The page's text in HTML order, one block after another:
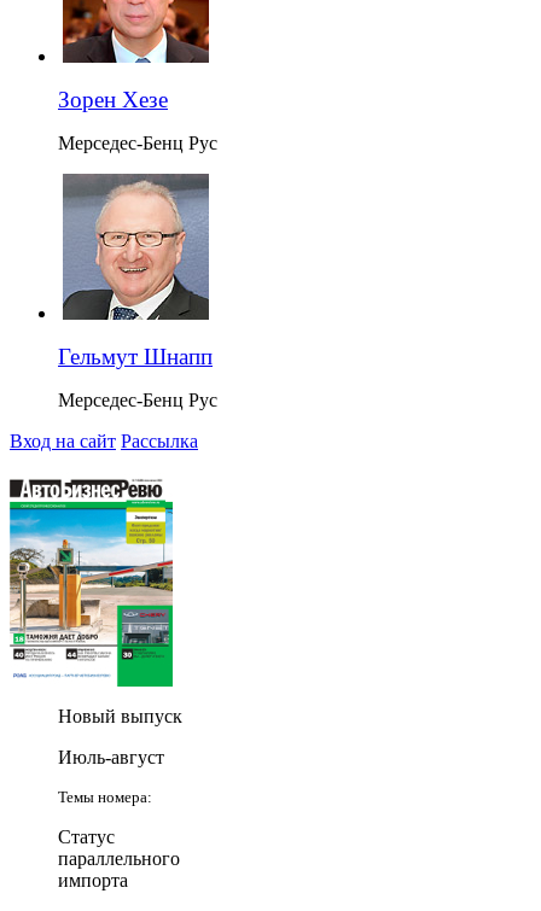
Зорен Хезе
Мерседес-Бенц Рус
Гельмут Шнапп
Мерседес-Бенц Рус
Вход на сайт Рассылка
Новый выпуск
Июль-август
Темы номера:
Статус
параллельного
импорта